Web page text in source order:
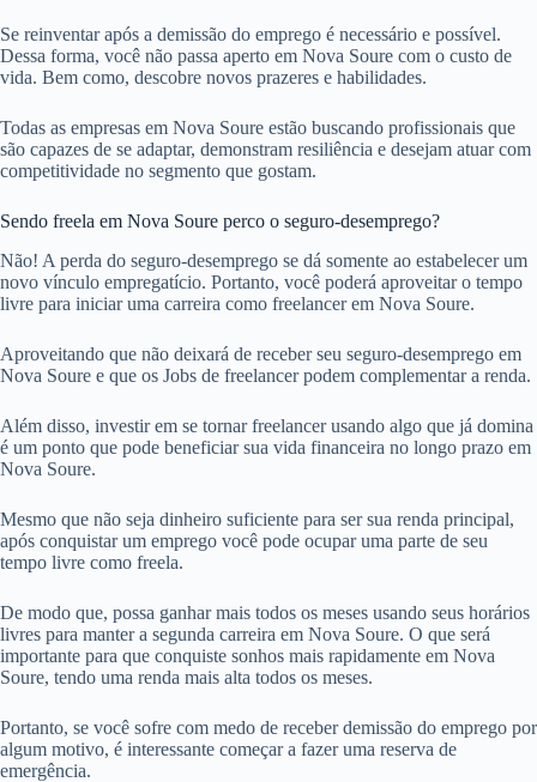
Se reinventar após a demissão do emprego é necessário e possível.
Dessa forma, você não passa aperto em Nova Soure com o custo de
vida. Bem como, descobre novos prazeres e habilidades.
Todas as empresas em Nova Soure estão buscando profissionais que
são capazes de se adaptar, demonstram resiliência e desejam atuar com
competitividade no segmento que gostam.
Sendo freela em Nova Soure perco o seguro-desemprego?
Não! A perda do seguro-desemprego se dá somente ao estabelecer um
novo vínculo empregatício. Portanto, você poderá aproveitar o tempo
livre para iniciar uma carreira como freelancer em Nova Soure.
Aproveitando que não deixará de receber seu seguro-desemprego em
Nova Soure e que os Jobs de freelancer podem complementar a renda.
Além disso, investir em se tornar freelancer usando algo que já domina
é um ponto que pode beneficiar sua vida financeira no longo prazo em
Nova Soure.
Mesmo que não seja dinheiro suficiente para ser sua renda principal,
após conquistar um emprego você pode ocupar uma parte de seu
tempo livre como freela.
De modo que, possa ganhar mais todos os meses usando seus horários
livres para manter a segunda carreira em Nova Soure. O que será
importante para que conquiste sonhos mais rapidamente em Nova
Soure, tendo uma renda mais alta todos os meses.
Portanto, se você sofre com medo de receber demissão do emprego por
algum motivo, é interessante começar a fazer uma reserva de
emergência.